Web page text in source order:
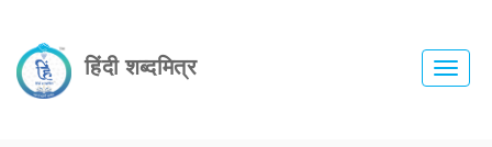
हिंदी शब्दमित्र